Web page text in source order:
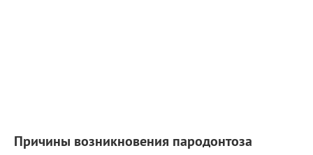
Причины возникновения пародонтоза